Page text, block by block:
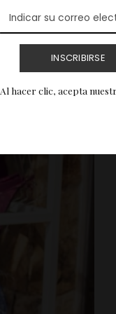
INSCRIBIRSE
Al hacer clic, acepta